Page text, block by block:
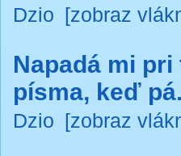
Dzio [zobraz
Napadá mi
písma, keď
Dzio [zobraz